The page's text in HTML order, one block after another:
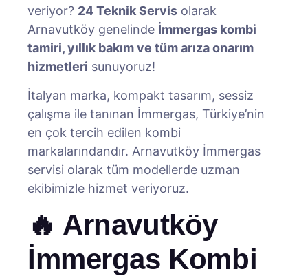
veriyor? 24 Teknik Servis olarak
Arnavutköy genelinde İmmergas kombi
tamiri, yıllık bakım ve tüm arıza onarım
hizmetleri sunuyoruz!
İtalyan marka, kompakt tasarım, sessiz
çalışma ile tanınan İmmergas, Türkiye’nin
en çok tercih edilen kombi
markalarındandır. Arnavutköy İmmergas
servisi olarak tüm modellerde uzman
ekibimizle hizmet veriyoruz.
🔥 Arnavutköy
İmmergas Kombi